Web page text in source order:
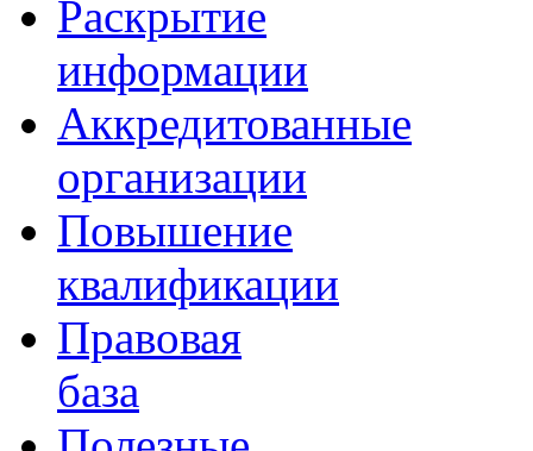
Раскрытие
информации
Аккредитованные
организации
Повышение
квалификации
Правовая
база